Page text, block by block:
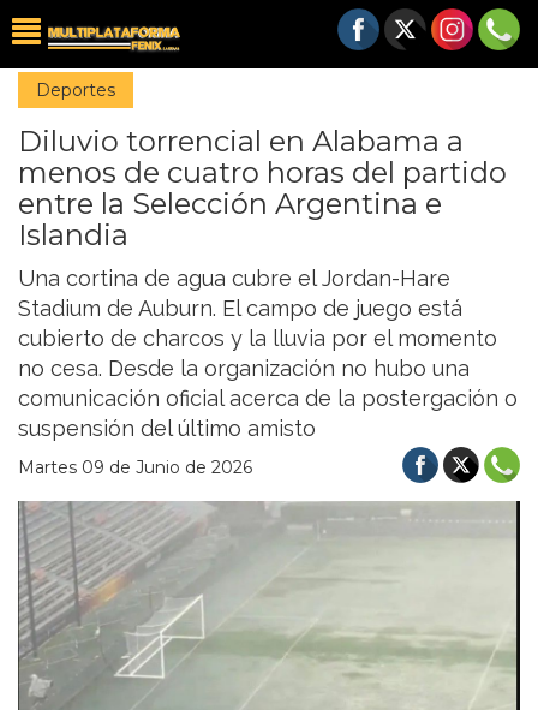
Deportes
Diluvio torrencial en Alabama a
menos de cuatro horas del partido
entre la Selección Argentina e
Islandia
Una cortina de agua cubre el Jordan-Hare
Stadium de Auburn. El campo de juego está
cubierto de charcos y la lluvia por el momento
no cesa. Desde la organización no hubo una
comunicación oficial acerca de la postergación o
suspensión del último amisto
Martes 09 de Junio de 2026